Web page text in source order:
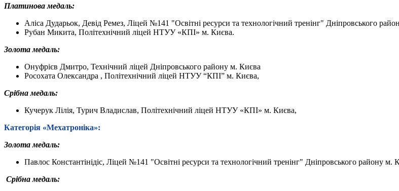
Платинова медаль:
Аліса Дударьок, Девід Ремез, Ліцей №141 "Освітні ресурси та технологічний тренінг" Дніпровського
Рубан Микита, Політехнічний ліцей НТУУ «КПІ» м. Києва.
Золота медаль:
Онуфрієв Дмитро, Технічний ліцей Дніпровського району м. Києва
Росохата Олександра , Політехнічний ліцей НТУУ “КПІ” м. Києва,
Срібна медаль:
Кучерук Лілія, Турич Владислав, Політехнічний ліцей НТУУ «КПІ» м. Києва,
Категорія «Мехатроніка»:
Золота медаль:
Павлос Константінідіс, Ліцей №141 "Освітні ресурси та технологічний тренінг" Дніпровського району м.
Срібна медаль: